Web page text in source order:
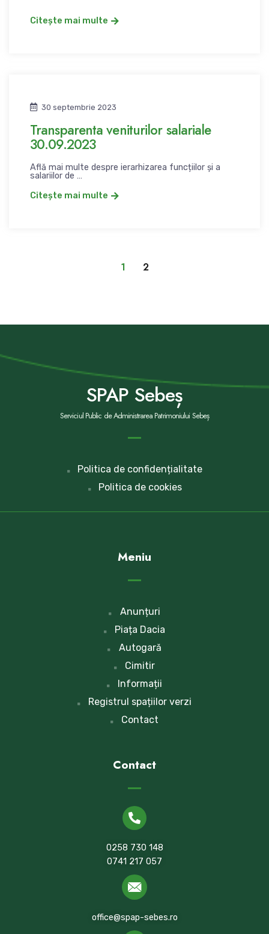
Citește mai multe
30 septembrie 2023
Transparenta veniturilor salariale
30.09.2023
Află mai multe despre ierarhizarea funcțiilor și a
salariilor de …
Citește mai multe
1 2
SPAP Sebeș
Serviciul Public de Administrarea Patrimoniului Sebeș
Politica de confidențialitate
Politica de cookies
Meniu
Anunțuri
Piața Dacia
Autogară
Cimitir
Informații
Registrul spațiilor verzi
Contact
Contact
0258 730 148
0741 217 057
office@spap-sebes.ro